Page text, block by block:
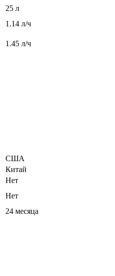
25 л
1.14 л/ч
1.45 л/ч
США
Китай
Нет
Нет
24 месяца